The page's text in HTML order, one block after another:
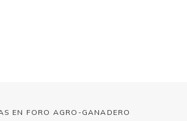
EN FORO AGRO-GANADERO